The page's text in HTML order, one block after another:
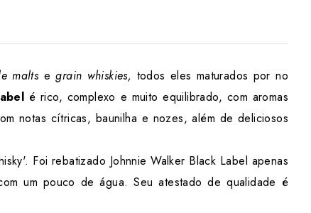
maltsegrain whiskies, todos eles maturados por no
é rico, complexo e muito equilibrado, com aromas
notas cítricas, baunilha e nozes, além de deliciosos
Foi rebatizado Johnnie Walker Black Label apenas
um pouco de água. Seu atestado de qualidade é